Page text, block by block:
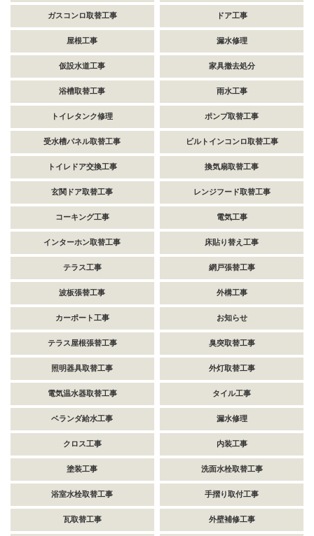
ガスコンロ取替工事 ドア工事
屋根工事 漏水修理
仮設水道工事 家具撤去処分
浴槽取替工事 雨水工事
トイレタンク修理 ポンプ取替工事
受水槽パネル取替工事 ビルトインコンロ取替工事
トイレドア交換工事 換気扇取替工事
玄関ドア取替工事 レンジフード取替工事
コーキング工事 電気工事
インターホン取替工事 床貼り替え工事
テラス工事 網戸張替工事
波板張替工事 外構工事
カーポート工事 お知らせ
テラス屋根張替工事 臭突取替工事
照明器具取替工事 外灯取替工事
電気温水器取替工事 タイル工事
ベランダ給水工事 漏水修理
クロス工事 内装工事
塗装工事 洗面水栓取替工事
浴室水栓取替工事 手摺り取付工事
瓦取替工事 外壁補修工事